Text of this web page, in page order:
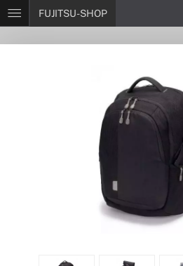
FUJITSU-SHOP